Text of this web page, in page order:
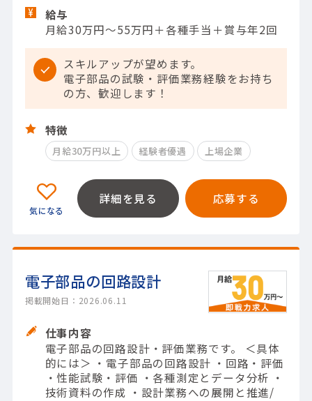
給与
月給30万円～55万円＋各種手当＋賞与年2回
スキルアップが望めます。
電子部品の試験・評価業務経験をお持ち
の方、歓迎します！
特徴
月給30万円以上 経験者優遇 上場企業
詳細を見る 応募する
電子部品の回路設計
掲載開始日：2026.06.11
仕事内容
電子部品の回路設計・評価業務です。 ＜具体
的には＞ ・電子部品の回路設計 ・回路・評価
・性能試験・評価 ・各種測定とデータ分析 ・
技術資料の作成 ・設計業務への展開と推進/